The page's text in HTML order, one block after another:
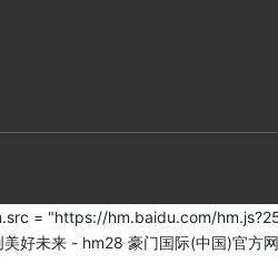
= "https://hm.baidu.com/
美好未来 - hm28 豪门国际(中国)官方